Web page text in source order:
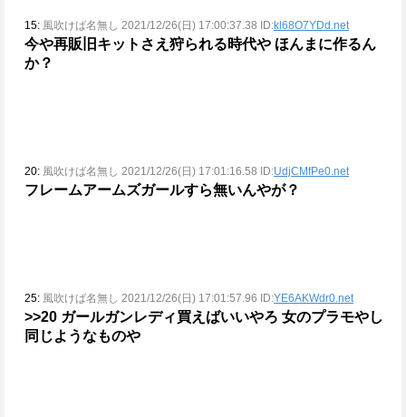
15: 風吹けば名無し 2021/12/26(日) 17:00:37.38 ID:kl68O7YDd.net
今や再販旧キットさえ狩られる時代や ほんまに作るん
か？
20: 風吹けば名無し 2021/12/26(日) 17:01:16.58 ID:UdjCMfPe0.net
フレームアームズガールすら無いんやが？
25: 風吹けば名無し 2021/12/26(日) 17:01:57.96 ID:YE6AKWdr0.net
>>20 ガールガンレディ買えばいいやろ 女のプラモやし
同じようなものや